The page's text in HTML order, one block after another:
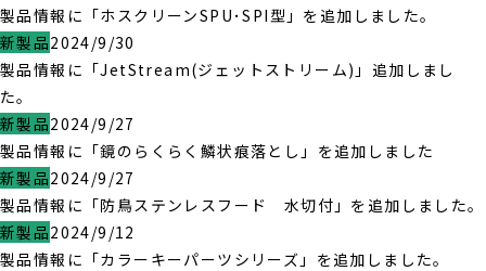
製品情報に「ホスクリーンSPU･SPI型」を追加しました。
新製品2024/9/30
製品情報に「JetStream(ジェットストリーム)」追加しまし
た。
新製品2024/9/27
製品情報に「鏡のらくらく鱗状痕落とし」を追加しました
新製品2024/9/27
製品情報に「防鳥ステンレスフード 水切付」を追加しました。
新製品2024/9/12
製品情報に「カラーキーパーツシリーズ」を追加しました。